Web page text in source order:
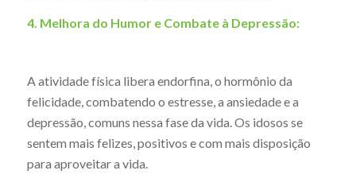
4. Melhora do Humor e Combate à Depressão:
A atividade física libera endorfina, o hormônio da
felicidade, combatendo o estresse, a ansiedade e a
depressão, comuns nessa fase da vida. Os idosos se
sentem mais felizes, positivos e com mais disposição
para aproveitar a vida.